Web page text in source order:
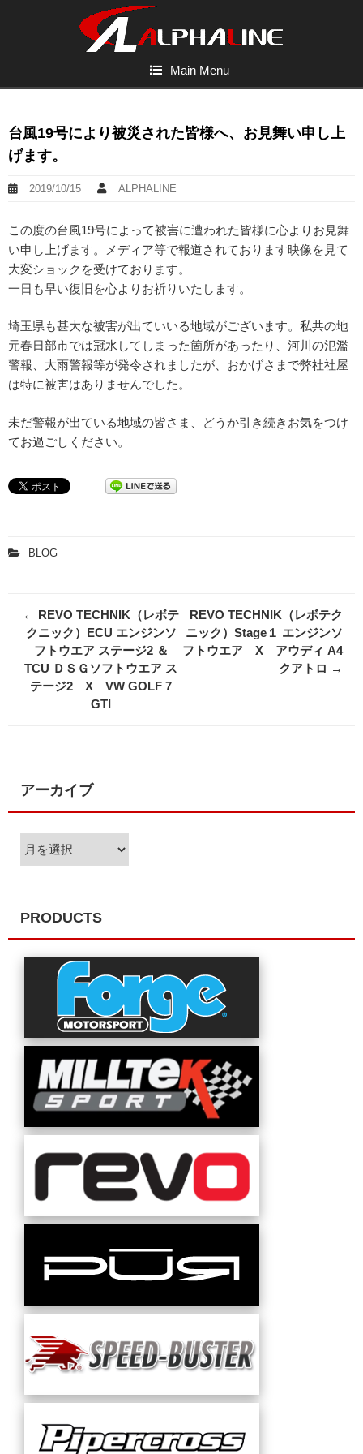
Main Menu
台風19号により被災された皆様へ、お見舞い申し上
げます。
2019/10/15 ALPHALINE
この度の台風19号によって被害に遭われた皆様に心よりお見舞
い申し上げます。メディア等で報道されております映像を見て
大変ショックを受けております。
一日も早い復旧を心よりお祈りいたします。
埼玉県も甚大な被害が出ていいる地域がございます。私共の地
元春日部市では冠水してしまった箇所があったり、河川の氾濫
警報、大雨警報等が発令されましたが、おかげさまで弊社社屋
は特に被害はありませんでした。
未だ警報が出ている地域の皆さま、どうか引き続きお気をつけ
てお過ごしください。
BLOG
Post
navigation
← REVO TECHNIK（レボテ
クニック）ECU エンジンソ
フトウエア ステージ2 ＆
TCU ＤＳＧソフトウエア ス
テージ2 X VW GOLF 7
GTI
REVO TECHNIK（レボテク
ニック）Stage１ エンジンソ
フトウエア X アウディ A4
クアトロ →
アーカイブ
PRODUCTS